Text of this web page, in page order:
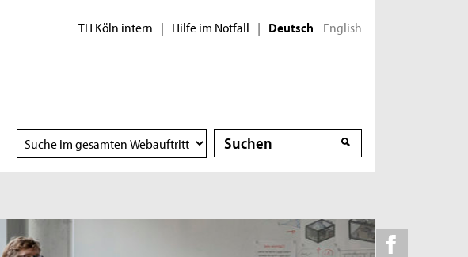
TH Köln intern | Hilfe im Notfall | Deutsch English
Suchbereich
wählen
Suche
Suche